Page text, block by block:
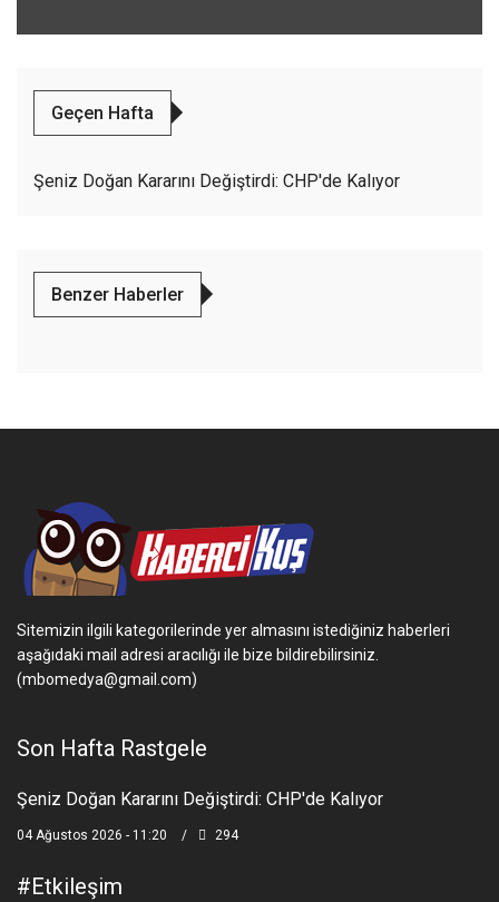
Geçen Hafta
Şeniz Doğan Kararını Değiştirdi: CHP'de Kalıyor
Benzer Haberler
Sitemizin ilgili kategorilerinde yer almasını istediğiniz haberleri
aşağıdaki mail adresi aracılığı ile bize bildirebilirsiniz.
(mbomedya@gmail.com)
Son Hafta Rastgele
Şeniz Doğan Kararını Değiştirdi: CHP'de Kalıyor
04 Ağustos 2026 - 11:20 294
#etkileşim